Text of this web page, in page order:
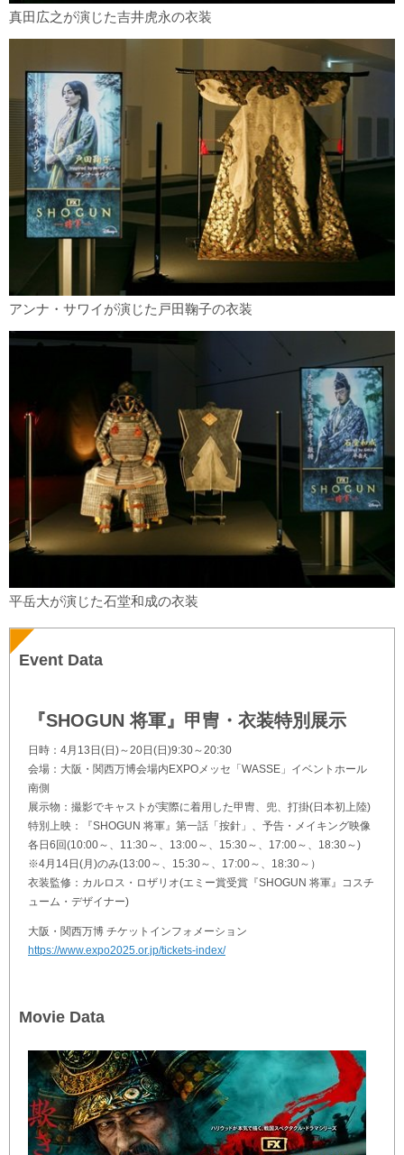
真田広之が演じた吉井虎永の衣装
アンナ・サワイが演じた戸田鞠子の衣装
平岳大が演じた石堂和成の衣装
Event Data
『SHOGUN 将軍』甲冑・衣装特別展示
日時：4月13日(日)～20日(日)9:30～20:30
会場：大阪・関西万博会場内EXPOメッセ「WASSE」イベントホール
南側
展示物：撮影でキャストが実際に着用した甲冑、兜、打掛(日本初上陸)
特別上映：『SHOGUN 将軍』第一話「按針」、予告・メイキング映像
各日6回(10:00～、11:30～、13:00～、15:30～、17:00～、18:30～)
※4月14日(月)のみ(13:00～、15:30～、17:00～、18:30～）
衣装監修：カルロス・ロザリオ(エミー賞受賞『SHOGUN 将軍』コスチ
ューム・デザイナー)
大阪・関西万博 チケットインフォメーション
https://www.expo2025.or.jp/tickets-index/
Movie Data